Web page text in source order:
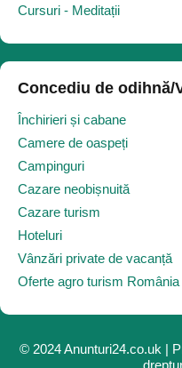
Cursuri - Meditații
Concediu de odihnă/
Închirieri și cabane
Camere de oaspeți
Campinguri
Cazare neobișnuită
Cazare turism
Hoteluri
Vânzări private de vacanță
Oferte agro turism România
© 2024 Anunturi24.co.uk |